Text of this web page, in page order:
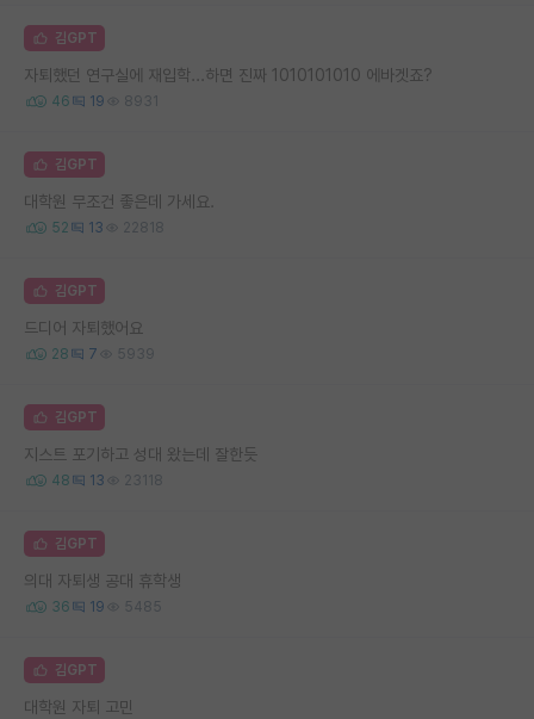
김GPT
자퇴했던 연구실에 재입학...하면 진짜 1010101010 에바겟죠?
46 19 8931
김GPT
대학원 무조건 좋은데 가세요.
52 13 22818
김GPT
드디어 자퇴했어요
28 7 5939
김GPT
지스트 포기하고 성대 왔는데 잘한듯
48 13 23118
김GPT
의대 자퇴생 공대 휴학생
36 19 5485
김GPT
대학원 자퇴 고민